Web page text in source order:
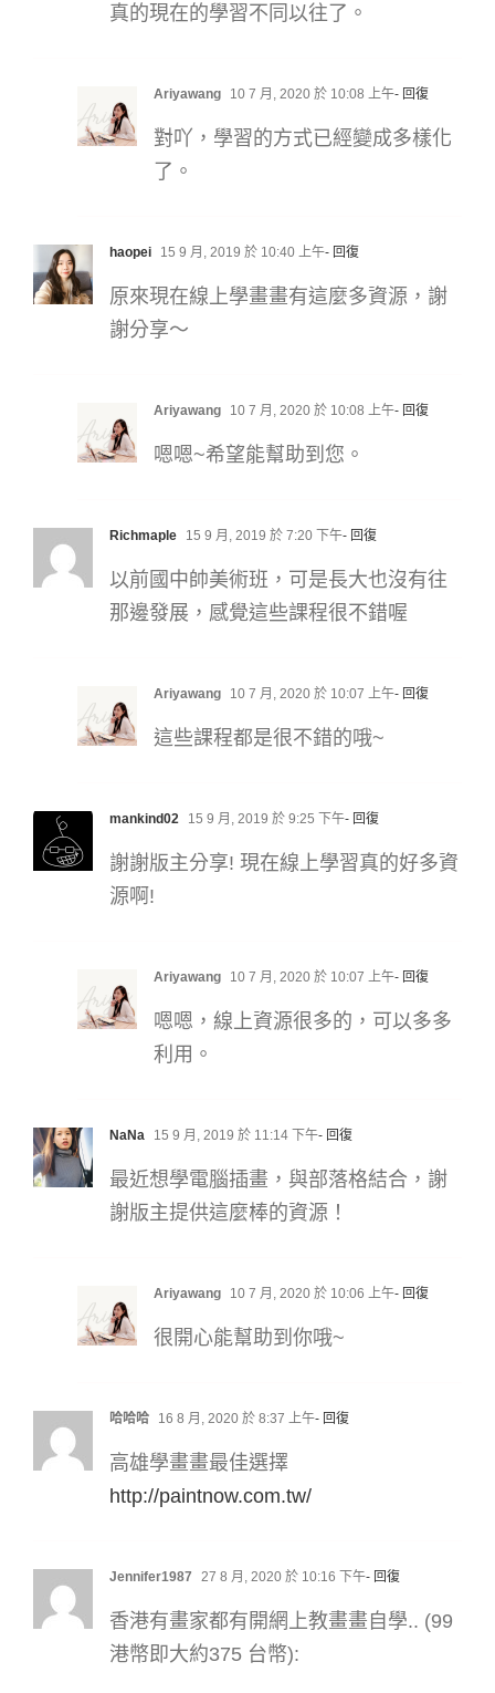
真的現在的學習不同以往了。
Ariyawang 10 7 月, 2020 於 10:08 上午- 回復
對吖，學習的方式已經變成多樣化
了。
haopei 15 9 月, 2019 於 10:40 上午- 回復
原來現在線上學畫畫有這麼多資源，謝
謝分享～
Ariyawang 10 7 月, 2020 於 10:08 上午- 回復
嗯嗯~希望能幫助到您。
Richmaple 15 9 月, 2019 於 7:20 下午- 回復
以前國中帥美術班，可是長大也沒有往
那邊發展，感覺這些課程很不錯喔
Ariyawang 10 7 月, 2020 於 10:07 上午- 回復
這些課程都是很不錯的哦~
mankind02 15 9 月, 2019 於 9:25 下午- 回復
謝謝版主分享! 現在線上學習真的好多資
源啊!
Ariyawang 10 7 月, 2020 於 10:07 上午- 回復
嗯嗯，線上資源很多的，可以多多
利用。
NaNa 15 9 月, 2019 於 11:14 下午- 回復
最近想學電腦插畫，與部落格結合，謝
謝版主提供這麼棒的資源！
Ariyawang 10 7 月, 2020 於 10:06 上午- 回復
很開心能幫助到你哦~
哈哈哈 16 8 月, 2020 於 8:37 上午- 回復
高雄學畫畫最佳選擇
http://paintnow.com.tw/
Jennifer1987 27 8 月, 2020 於 10:16 下午- 回復
香港有畫家都有開網上教畫畫自學.. (99
港幣即大約375 台幣):